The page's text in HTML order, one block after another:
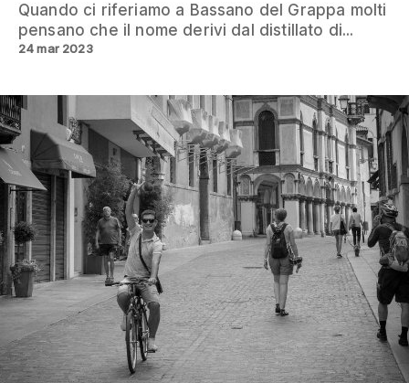
Quando ci riferiamo a Bassano del Grappa molti
pensano che il nome derivi dal distillato di...
24 mar 2023